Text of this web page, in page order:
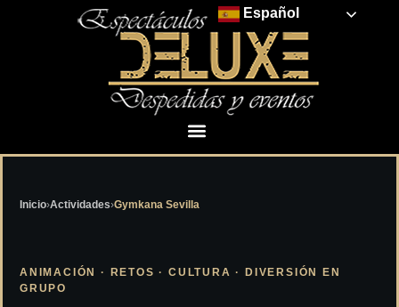
Inicio›Actividades›Gymkana Sevilla
ANIMACIÓN · RETOS · CULTURA · DIVERSIÓN EN
GRUPO
Español